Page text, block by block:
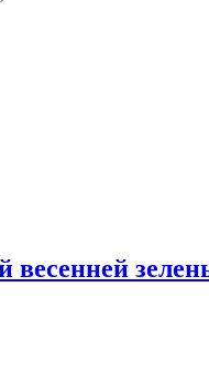
весенней